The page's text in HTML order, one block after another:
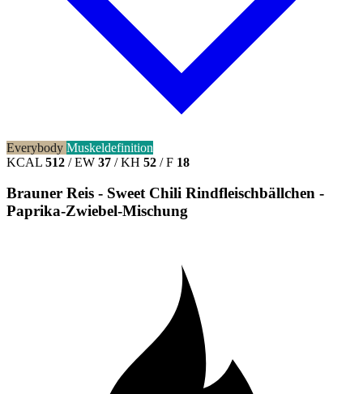
Everybody Muskeldefinition
KCAL 512 / EW 37 / KH 52 / F 18
Brauner Reis - Sweet Chili Rindfleischbällchen -
Paprika-Zwiebel-Mischung